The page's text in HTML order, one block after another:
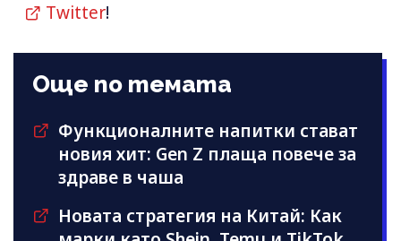
Twitter!
Още по темата
Функционалните напитки стават
новия хит: Gen Z плаща повече за
здраве в чаша
Новата стратегия на Китай: Как